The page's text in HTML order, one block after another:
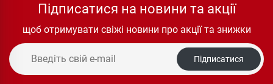
Підписатися на новини та акції
щоб отримувати свіжі новини про акції та знижки
Підписатися